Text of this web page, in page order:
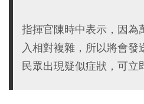
指揮官陳時中表示，因為
入相對複雜，所以將會
民眾出現疑似症狀，可立